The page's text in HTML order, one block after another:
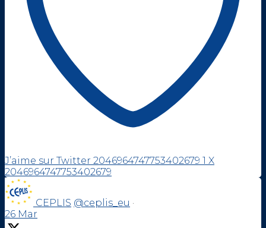
J’aime sur Twitter 2046964747753402679 1 X
2046964747753402679
CEPLIS @ceplis_eu ·
26 Mar